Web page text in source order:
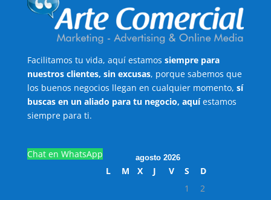
Facilitamos tu vida, aquí estamos siempre para
nuestros clientes, sin excusas, porque sabemos que
los buenos negocios llegan en cualquier momento, sí
buscas en un aliado para tu negocio, aquíestamos
siempre para ti.
Chat en WhatsApp agosto 2026
L M X J V S
D
1
2